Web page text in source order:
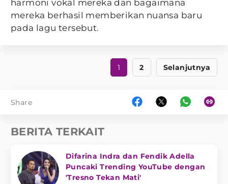
harmoni vokal mereka dan bagaimana
mereka berhasil memberikan nuansa baru
pada lagu tersebut.
1 2 Selanjutnya
Share
BERITA TERKAIT
Difarina Indra dan Fendik Adella
Puncaki Trending YouTube dengan
'Tresno Tekan Mati'